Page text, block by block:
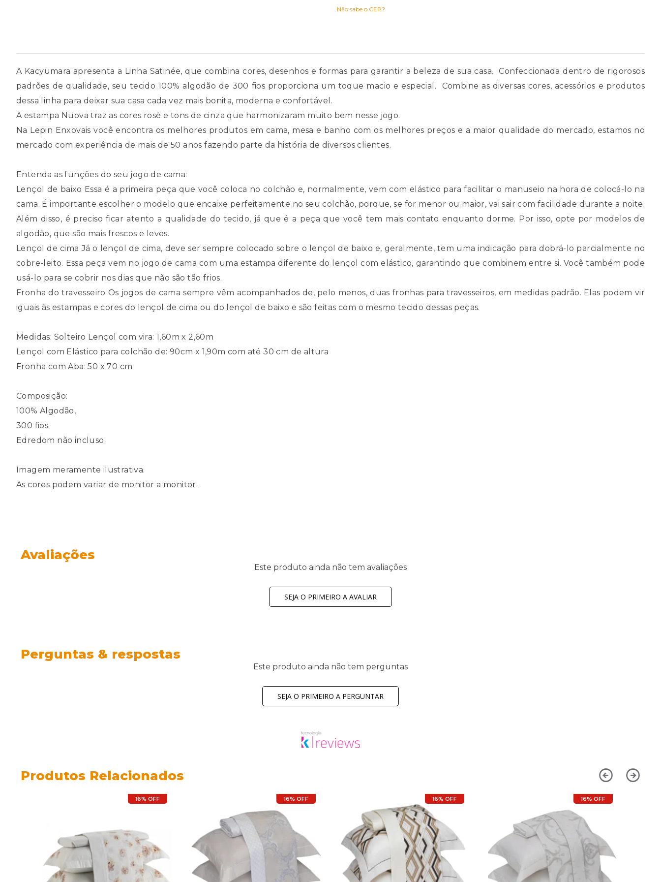
Não sabe o CEP?
A Kacyumara apresenta a Linha Satinée, que combina cores, desenhos e formas para garantir a beleza de sua casa. Confeccionada dentro de rigorosos
padrões de qualidade, seu tecido 100% algodão de 300 fios proporciona um toque macio e especial. Combine as diversas cores, acessórios e produtos
dessa linha para deixar sua casa cada vez mais bonita, moderna e confortável.
A estampa Nuova traz as cores rosè e tons de cinza que harmonizaram muito bem nesse jogo.
Na Lepin Enxovais você encontra os melhores produtos em cama, mesa e banho com os melhores preços e a maior qualidade do mercado, estamos no
mercado com experiência de mais de 50 anos fazendo parte da história de diversos clientes.
Entenda as funções do seu jogo de cama:
Lençol de baixo Essa é a primeira peça que você coloca no colchão e, normalmente, vem com elástico para facilitar o manuseio na hora de colocá-lo na
cama. É importante escolher o modelo que encaixe perfeitamente no seu colchão, porque, se for menor ou maior, vai sair com facilidade durante a noite.
Além disso, é preciso ficar atento a qualidade do tecido, já que é a peça que você tem mais contato enquanto dorme. Por isso, opte por modelos de
algodão, que são mais frescos e leves.
Lençol de cima Já o lençol de cima, deve ser sempre colocado sobre o lençol de baixo e, geralmente, tem uma indicação para dobrá-lo parcialmente no
cobre-leito. Essa peça vem no jogo de cama com uma estampa diferente do lençol com elástico, garantindo que combinem entre si. Você também pode
usá-lo para se cobrir nos dias que não são tão frios.
Fronha do travesseiro Os jogos de cama sempre vêm acompanhados de, pelo menos, duas fronhas para travesseiros, em medidas padrão. Elas podem vir
iguais às estampas e cores do lençol de cima ou do lençol de baixo e são feitas com o mesmo tecido dessas peças.
Medidas: Solteiro Lençol com vira: 1,60m x 2,60m
Lençol com Elástico para colchão de: 90cm x 1,90m com até 30 cm de altura
Fronha com Aba: 50 x 70 cm
Composição:
100% Algodão,
300 fios
Edredom não incluso.
Imagem meramente ilustrativa.
As cores podem variar de monitor a monitor.
Avaliações
Este produto ainda não tem avaliações
SEJA O PRIMEIRO A AVALIAR
Perguntas & respostas
Este produto ainda não tem perguntas
SEJA O PRIMEIRO A PERGUNTAR
Produtos Relacionados
16% OFF 16% OFF 16% OFF 16% OFF